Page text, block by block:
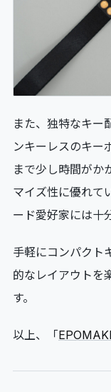
また、独特なキー
ンキーレスのキー
まで少し時間がか
マイズ性に優れて
ード愛好家には十
手軽にコンパクト
的なレイアウトを
す。
以上、「